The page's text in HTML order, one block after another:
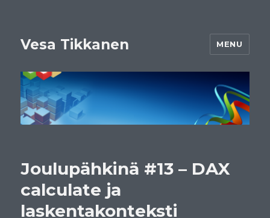
Vesa Tikkanen MENU
Joulupähkinä #13 – DAX
calculate ja
laskentakonteksti